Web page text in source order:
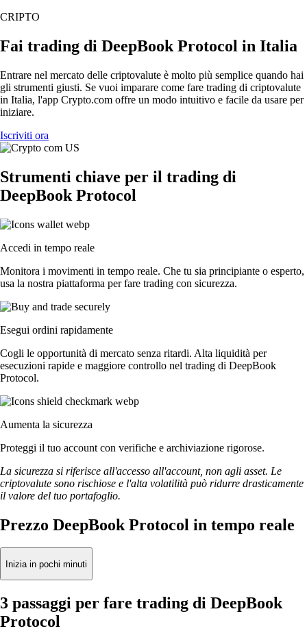
CRIPTO
Fai trading di DeepBook Protocol in Italia
Entrare nel mercato delle criptovalute è molto più semplice quando hai
gli strumenti giusti. Se vuoi imparare come fare trading di criptovalute
in Italia, l'app Crypto.com offre un modo intuitivo e facile da usare per
iniziare.
Iscriviti ora
Strumenti chiave per il trading di
DeepBook Protocol
Accedi in tempo reale
Monitora i movimenti in tempo reale. Che tu sia principiante o esperto,
usa la nostra piattaforma per fare trading con sicurezza.
Esegui ordini rapidamente
Cogli le opportunità di mercato senza ritardi. Alta liquidità per
esecuzioni rapide e maggiore controllo nel trading di DeepBook
Protocol.
Aumenta la sicurezza
Proteggi il tuo account con verifiche e archiviazione rigorose.
La sicurezza si riferisce all'accesso all'account, non agli asset. Le
criptovalute sono rischiose e l'alta volatilità può ridurre drasticamente
il valore del tuo portafoglio.
Prezzo DeepBook Protocol in tempo reale
Inizia in pochi minuti
3 passaggi per fare trading di DeepBook
Protocol